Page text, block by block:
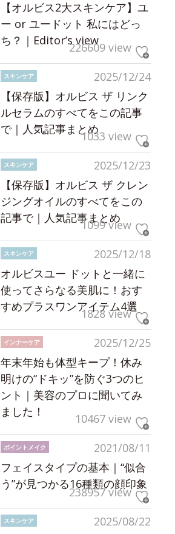
【オルビス2大スキンケア】ユ
ー or ユードット 私にはどっ
ち？｜Editor’s view226609 view
2025/12/24
スキンケア
【保存版】オルビス ザ リンク
ルセラムのすべてをこの記事
で｜人気記事まとめ1033 view
2025/12/23
スキンケア
【保存版】オルビス ザ クレン
ジングオイルのすべてをこの
記事で｜人気記事まとめ
1099 view
2025/12/18
スキンケア
オルビスユー ドットと一緒に
使ってさらなる美肌に！おす
すめプラスワンアイテム4選
1828 view
2025/12/25
インナーケア
年末年始も体型キープ！休み
明けの“ドキッ”を防ぐ3つのヒ
ント｜美容のプロに聞いてみ
ました！
10467 view
2021/08/11
ポイントメイク
フェイスタイプの基本｜“似合
う”が見つかる16種類の顔印象
238957 view
2025/08/22
スキンケア